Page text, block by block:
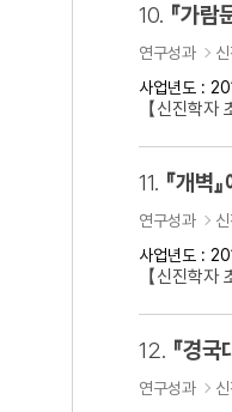
10. 『가
연구성과
사업년도 :
【신진학
11. 『개벽
연구성과
사업년도 :
【신진학
12. 『경국
연구성과